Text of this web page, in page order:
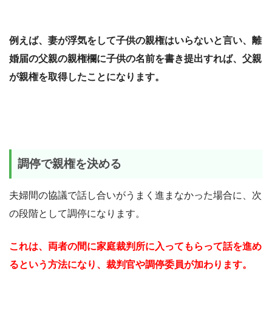
例えば、妻が浮気をして子供の親権はいらないと言い、離
婚届の父親の親権欄に子供の名前を書き提出すれば、父親
が親権を取得したことになります。
調停で親権を決める
夫婦間の協議で話し合いがうまく進まなかった場合に、次
の段階として調停になります。
これは、両者の間に家庭裁判所に入ってもらって話を進め
るという方法になり、裁判官や調停委員が加わります。